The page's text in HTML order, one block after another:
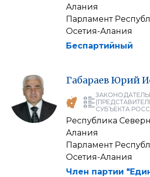
Алания
Парламент
Осетия-Алания
Беспартийный
Габараев Юрий
СУБЪЕКТА
Республика
Алания
Парламент
Осетия-Алания
Член партии